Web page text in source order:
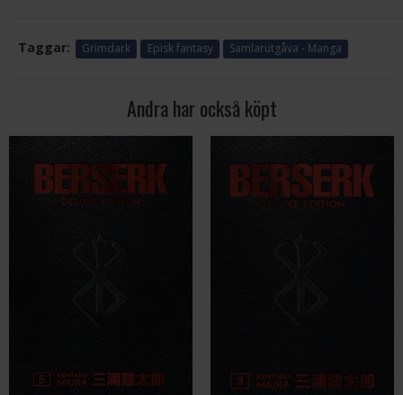
Taggar: Grimdark Episk fantasy Samlarutgåva - Manga
Andra har också köpt